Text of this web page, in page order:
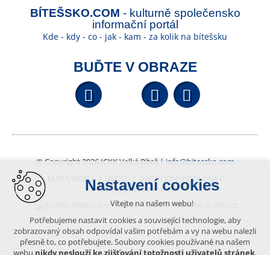
BÍTEŠSKO.COM - kulturně společensko
informační portál
Kde - kdy - co - jak - kam - za kolik na bítešsku
BUĎTE V OBRAZE
Facebook YouTube
© Copyright 2026 ICKK Velká Bíteš | info@bitessko.com
MAPA WEBU
ÚVOD
OBCHODNÍ PODMÍNKY
PORTÁL OBČANA
GIS
VYTVOŘENO V XART.CZ
Obsah tohoto portálu je chráněn autorským právem, které
Nastavení cookies
Vítejte na našem webu!
Potřebujeme nastavit cookies a související technologie, aby
zobrazovaný obsah odpovídal vašim potřebám a vy na webu nalezli
přesně to, co potřebujete. Soubory cookies používané na našem
webu nikdy neslouží ke zjišťování totožnosti uživatelů stránek.